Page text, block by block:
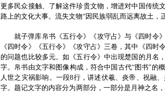
更多民众接触、了解这件珍贵文物，增进对中国传统
路上的文化大事。流失文物“因民族弱乱而远离故土，
就子弹库帛书《五行令》《攻守占》与《四时令
《四时令》《五行令》《攻守占》三卷，其中《四
的问题也比较多元。如《五行令》中出现楚国的月名
字。帛书由文字和图像构成，符合中国古代“图书”的
人世之灾祸影响。一段8行，讲述伏羲、炎帝、祝融
字。题记文字的内容分为两部分，一部分是月神之名